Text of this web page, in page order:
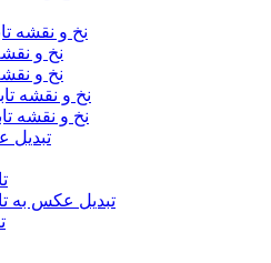
نخ و نقشه
نخ و
نخ و
نخ و نقشه
نخ و نقشه
تبدیل
تبدیل عکس به